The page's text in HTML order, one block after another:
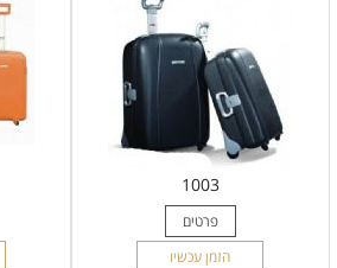
1003
פרטים
הזמן עכשיו